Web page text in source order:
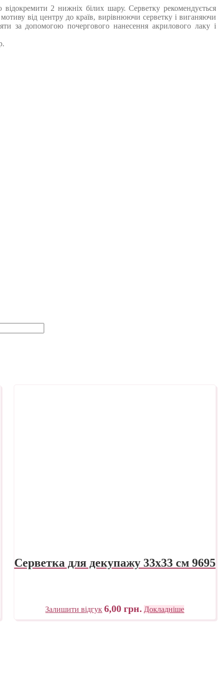
2 нижніх білих шару. Серветку рекомендується
від центру до країв, вирівнюючи серветку і виганяючи
за допомогою почергового нанесення акрилового лаку і
Серветка для декупажу 33х33 см 9695
Залишити відгук 6,00грн. Докладніше